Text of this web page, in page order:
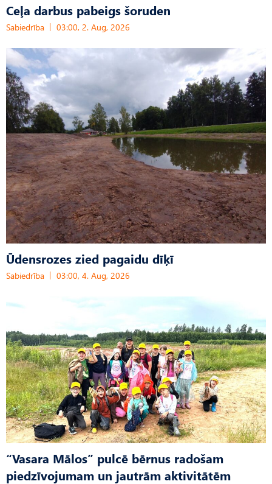
Ceļa darbus pabeigs šoruden
Sabiedrība 03:00, 2. Aug, 2026
Ūdensrozes zied pagaidu dīķī
Sabiedrība 03:00, 4. Aug, 2026
“Vasara Mālos” pulcē bērnus radošam
piedzīvojumam un jautrām aktivitātēm